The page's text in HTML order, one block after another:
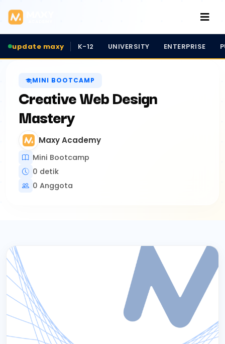
update maxy K-12 UNIVERSITY ENTERPRISE
MINI BOOTCAMP
Creative Web Design
Mastery
Maxy Academy
Mini Bootcamp
0 detik
0 Anggota